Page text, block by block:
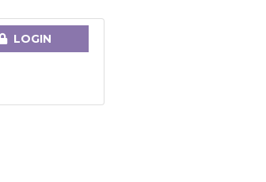
LOGIN